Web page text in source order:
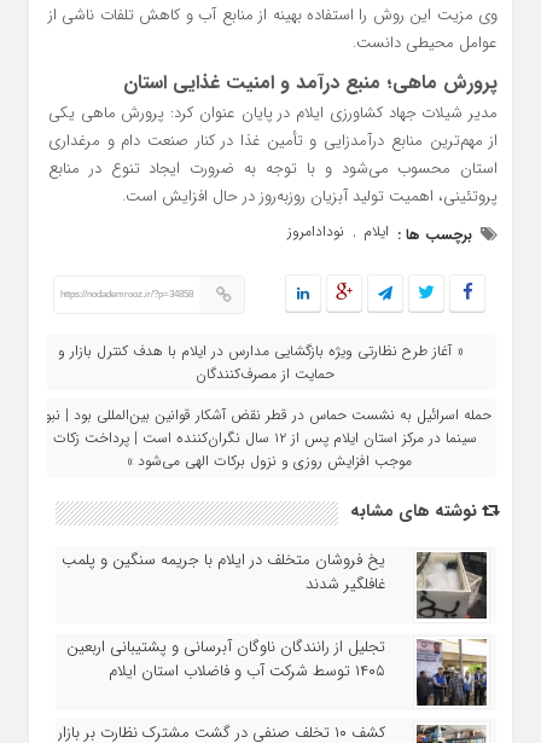
وی مزیت این روش را استفاده بهینه از منابع آب و کاهش تلفات ناشی از
عوامل محیطی دانست.
پرورش ماهی؛ منبع درآمد و امنیت غذایی استان
مدیر شیلات جهاد کشاورزی ایلام در پایان عنوان کرد: پرورش ماهی یکی
از مهم‌ترین منابع درآمدزایی و تأمین غذا در کنار صنعت دام و مرغداری
استان محسوب می‌شود و با توجه به ضرورت ایجاد تنوع در منابع
پروتئینی، اهمیت تولید آبزیان روزبه‌روز در حال افزایش است.
برچسب ها : ایلام , نودادامروز
https://nodademrooz.ir/?p=34858
« آغاز طرح نظارتی ویژه بازگشایی مدارس در ایلام با هدف کنترل بازار و
حمایت از مصرف‌کنندگان
حمله اسرائیل به نشست حماس در قطر نقض آشکار قوانین بین‌المللی بود | نبود
سینما در مرکز استان ایلام پس از ۱۲ سال نگران‌کننده است | پرداخت زکات
موجب افزایش روزی و نزول برکات الهی می‌شود »
نوشته های مشابه
یخ‌ فروشان متخلف در ایلام با جریمه سنگین و پلمب
غافلگیر شدند
تجلیل از رانندگان ناوگان آبرسانی و پشتیبانی اربعین
۱۴۰۵ توسط شرکت آب و فاضلاب استان ایلام
کشف ۱۰ تخلف صنفی در گشت مشترک نظارت بر بازار